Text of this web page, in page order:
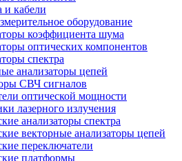
и кабели
оборудование
коэффициента шума
оптических компонентов
спектра
анализаторы цепей
СВЧ сигналов
оптической мощности
лазерного излучения
анализаторы спектра
векторные анализаторы цепей
переключатели
платформы